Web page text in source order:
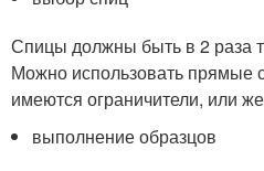
Спицы должны быть в 2 раза
Можно использовать прямые
имеются ограничители, или
выполнение образцов